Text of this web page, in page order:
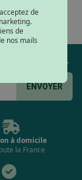
Newsletter
ENVOYER
à domicile
la France
de
de
nos mails